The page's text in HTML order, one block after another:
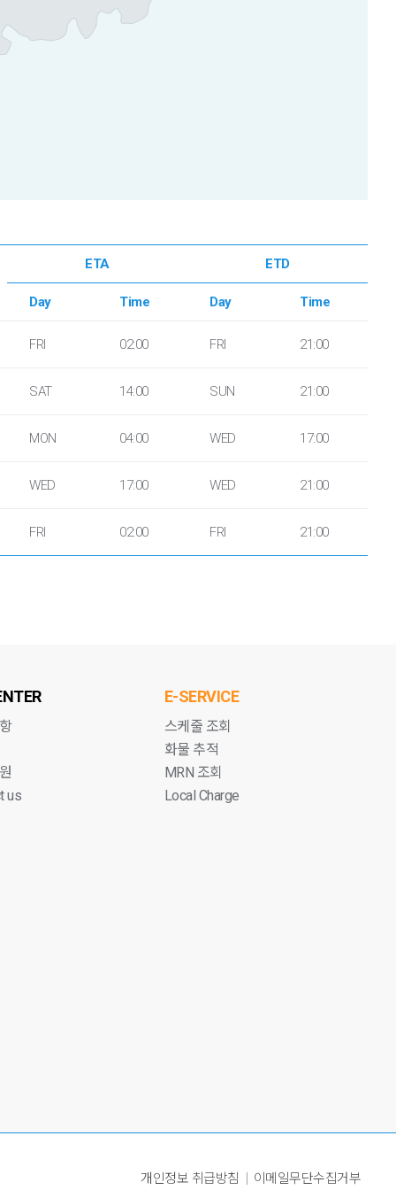
ETA ETD
Day Time Day Time
FRI 02:00 FRI 21:00
SAT 14:00 SUN 21:00
MON 04:00 WED 17:00
WED 17:00 WED 21:00
FRI 02:00 FRI 21:00
us
E-SERVICE
스케줄 조회
화물 추적
MRN 조회
Local Charge
개인정보 취급방침 이메일무단수집거부